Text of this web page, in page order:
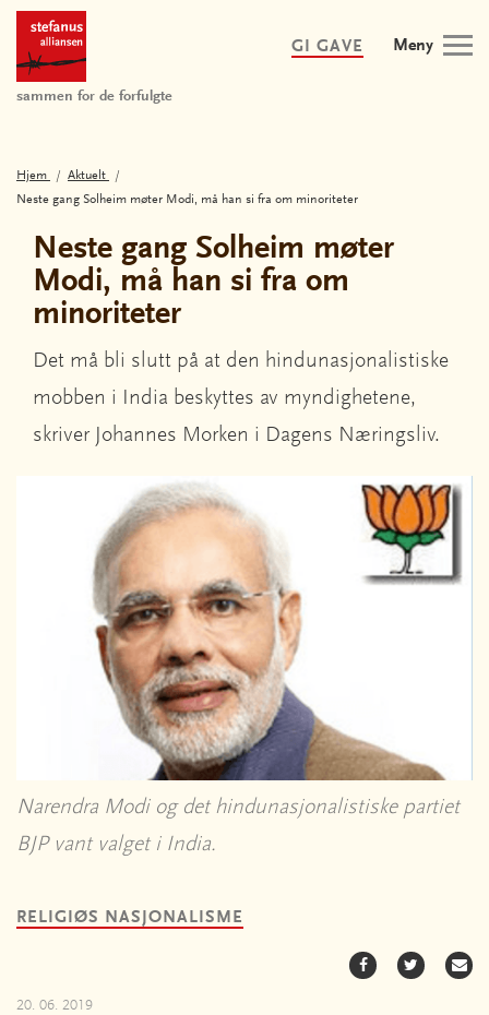
Meny
sammen for de forfulgte
GI GAVE
Hjem
Aktuelt
Neste gang Solheim møter Modi, må han si fra om minoriteter
Neste gang Solheim møter
Modi, må han si fra om
minoriteter
Det må bli slutt på at den hindunasjonalistiske
mobben i India beskyttes av myndighetene,
skriver Johannes Morken i Dagens Næringsliv.
Narendra Modi og det hindunasjonalistiske partiet
BJP vant valget i India.
RELIGIØS NASJONALISME
20. 06. 2019